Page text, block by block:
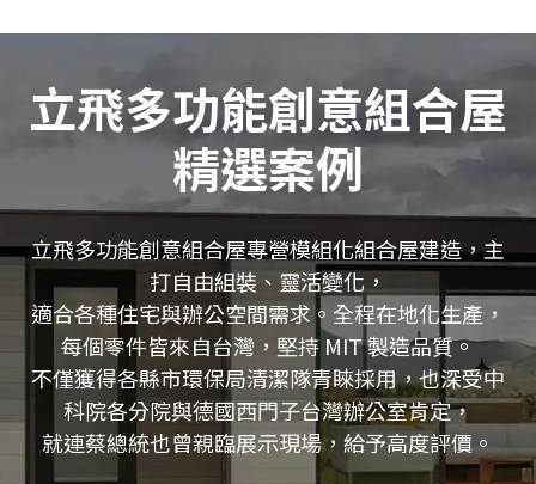
立飛多功能創意組合屋
精選案例
立飛多功能創意組合屋專營模組化組合屋建造，主
打自由組裝、靈活變化，
適合各種住宅與辦公空間需求。全程在地化生產，
每個零件皆來自台灣，堅持 MIT 製造品質。
不僅獲得各縣市環保局清潔隊青睞採用，也深受中
科院各分院與德國西門子台灣辦公室肯定，
就連蔡總統也曾親臨展示現場，給予高度評價。